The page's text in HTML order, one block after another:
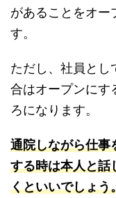
があることをオー
す。
ただし、社員とし
合はオープンにす
ろになります。
通院しながら仕事
する時は本人と話
くといいでしょう